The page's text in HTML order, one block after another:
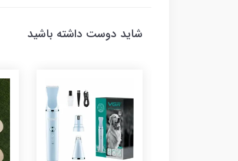
شاید دوست داشته باشید